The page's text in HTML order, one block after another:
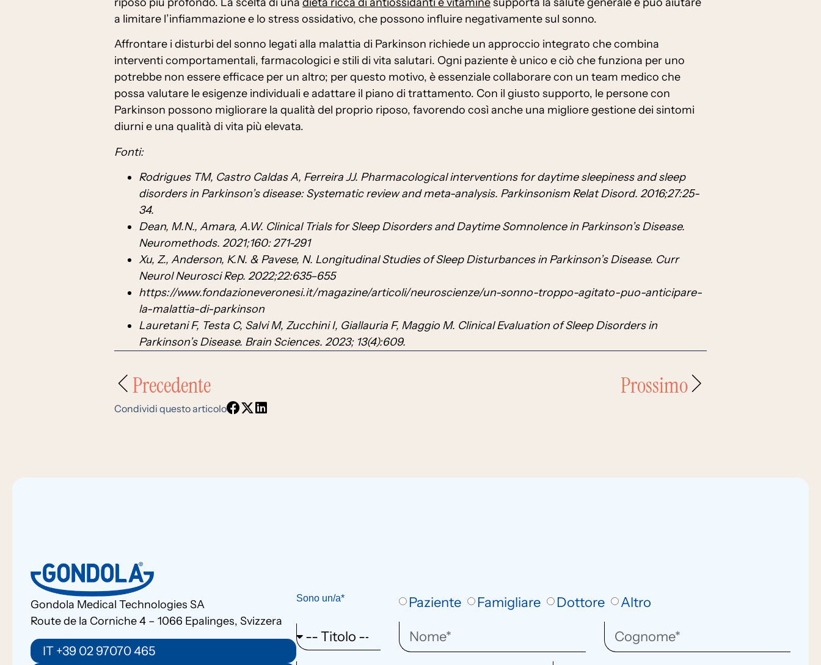
a limitare l’infiammazione e lo stress ossidativo, che possono influire negativamente sul sonno.
Affrontare i disturbi del sonno legati alla malattia di Parkinson richiede un approccio integrato che combina
interventi comportamentali, farmacologici e stili di vita salutari. Ogni paziente è unico e ciò che funziona per uno
potrebbe non essere efficace per un altro; per questo motivo, è essenziale collaborare con un team medico che
possa valutare le esigenze individuali e adattare il piano di trattamento. Con il giusto supporto, le persone con
Parkinson possono migliorare la qualità del proprio riposo, favorendo così anche una migliore gestione dei sintomi
diurni e una qualità di vita più elevata.
Fonti:
Rodrigues TM, Castro Caldas A, Ferreira JJ. Pharmacological interventions for daytime sleepiness and sleep
disorders in Parkinson’s disease: Systematic review and meta-analysis. Parkinsonism Relat Disord. 2016;27:25-
34.
Dean, M.N., Amara, A.W. Clinical Trials for Sleep Disorders and Daytime Somnolence in Parkinson’s Disease.
Neuromethods. 2021;160: 271-291
Xu, Z., Anderson, K.N. & Pavese, N. Longitudinal Studies of Sleep Disturbances in Parkinson’s Disease. Curr
Neurol Neurosci Rep. 2022;22:635–655
https://www.fondazioneveronesi.it/magazine/articoli/neuroscienze/un-sonno-troppo-agitato-puo-anticipare-
la-malattia-di-parkinson
Lauretani F, Testa C, Salvi M, Zucchini I, Giallauria F, Maggio M. Clinical Evaluation of Sleep Disorders in
Parkinson’s Disease. Brain Sciences. 2023; 13(4):609.
Precedente Prossimo
Condividi questo articolo
Gondola Medical Technologies SA
Route de la Corniche 4 – 1066 Epalinges, Svizzera
IT +39 02 97070 465
Sono un/a* Paziente Famigliare Dottore Altro